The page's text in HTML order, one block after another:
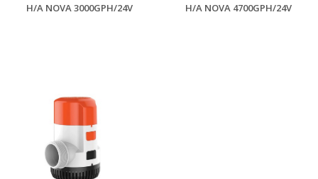
H/A NOVA 3000GPH/24V H/A NOVA 4700GPH/24V